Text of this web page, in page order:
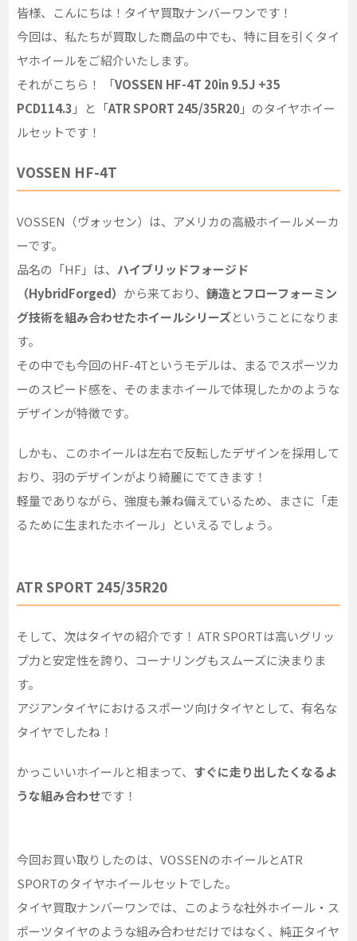
皆様、こんにちは！タイヤ買取ナンバーワンです！
今回は、私たちが買取した商品の中でも、特に目を引くタイ
ヤホイールをご紹介いたします。
それがこちら！ 「VOSSEN HF-4T 20in 9.5J +35
PCD114.3 」と「ATR SPORT 245/35R20」のタイヤホイー
ルセットです！
VOSSEN HF-4T
VOSSEN（ヴォッセン）は、アメリカの高級ホイールメーカ
ーです。
品名の「HF」は、 ハイブリッドフォージド
（HybridForged） から来ており、鋳造とフローフォーミン
グ技術を組み合わせたホイールシリーズということになりま
す。
その中でも今回のHF-4Tというモデルは、まるでスポーツカ
ーのスピード感を、そのままホイールで体現したかのような
デザインが特徴です。
しかも、このホイールは左右で反転したデザインを採用して
おり、羽のデザインがより綺麗にでてきます！
軽量でありながら、強度も兼ね備えているため、まさに「走
るために生まれたホイール」といえるでしょう。
ATR SPORT 245/35R20
そして、次はタイヤの紹介です！ ATR SPORTは高いグリッ
プ力と安定性を誇り、コーナリングもスムーズに決まりま
す。
アジアンタイヤにおけるスポーツ向けタイヤとして、有名な
タイヤでしたね！
かっこいいホイールと相まって、 すぐに走り出したくなるよ
うな組み合わせです！
今回お買い取りしたのは、VOSSENのホイールとATR
SPORTのタイヤホイールセットでした。
タイヤ買取ナンバーワンでは、このような社外ホイール・ス
ポーツタイヤのような組み合わせだけではなく、純正タイヤ